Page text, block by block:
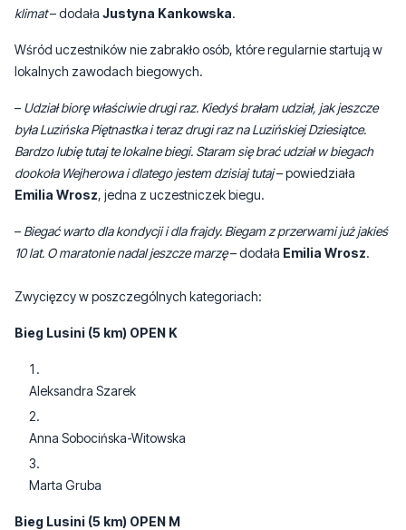
klimat– dodała Justyna Kankowska.
Wśród uczestników nie zabrakło osób, które regularnie startują w
lokalnych zawodach biegowych.
– Udział biorę właściwie drugi raz. Kiedyś brałam udział, jak jeszcze
była Luzińska Piętnastka i teraz drugi raz na Luzińskiej Dziesiątce.
Bardzo lubię tutaj te lokalne biegi. Staram się brać udział w biegach
dookoła Wejherowa i dlatego jestem dzisiaj tutaj– powiedziała
Emilia Wrosz, jedna z uczestniczek biegu.
– Biegać warto dla kondycji i dla frajdy. Biegam z przerwami już jakieś
10 lat. O maratonie nadal jeszcze marzę– dodała Emilia Wrosz.
Zwycięzcy w poszczególnych kategoriach:
Bieg Lusini (5 km) OPEN K
Aleksandra Szarek
Anna Sobocińska-Witowska
Marta Gruba
Bieg Lusini (5 km) OPEN M